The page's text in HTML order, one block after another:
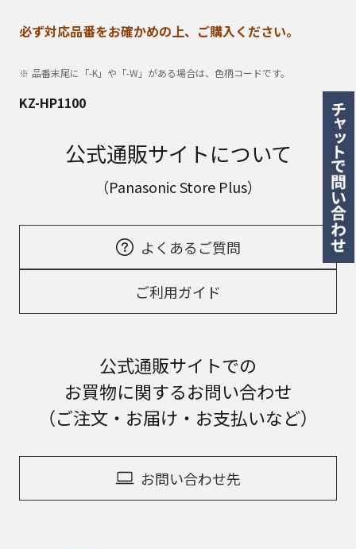
必ず対応品番をお確かめの上、ご購入ください。
品番末尾に「-K」や「-W」がある場合は、色柄コードです。
KZ-HP1100
公式通販サイトについて
（Panasonic Store Plus）
よくあるご質問
ご利用ガイド
公式通販サイトでの
お買物に関するお問い合わせ
（ご注文・お届け・お支払いなど）
お問い合わせ先